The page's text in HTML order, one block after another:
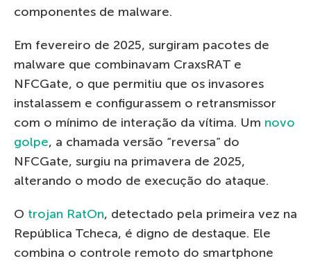
componentes de malware.
Em fevereiro de 2025, surgiram pacotes de
malware que combinavam CraxsRAT e
NFCGate, o que permitiu que os invasores
instalassem e configurassem o retransmissor
com o mínimo de interação da vítima. Um novo
golpe, a chamada versão “reversa” do
NFCGate, surgiu na primavera de 2025,
alterando o modo de execução do ataque.
O trojan RatOn, detectado pela primeira vez na
República Tcheca, é digno de destaque. Ele
combina o controle remoto do smartphone